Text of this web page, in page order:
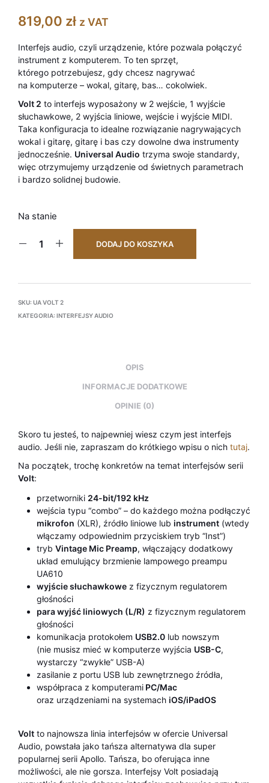
819,00 zł z VAT
Interfejs audio, czyli urządzenie, które pozwala połączyć
instrument z komputerem. To ten sprzęt,
którego potrzebujesz, gdy chcesz nagrywać
na komputerze – wokal, gitarę, bas… cokolwiek.
Volt 2 to interfejs wyposażony w 2 wejście, 1 wyjście
słuchawkowe, 2 wyjścia liniowe, wejście i wyjście MIDI.
Taka konfiguracja to idealne rozwiązanie nagrywających
wokal i gitarę, gitarę i bas czy dowolne dwa instrumenty
jednocześnie. Universal Audio trzyma swoje standardy,
więc otrzymujemy urządzenie od świetnych parametrach
i bardzo solidnej budowie.
Na stanie
DODAJ DO KOSZYKA
SKU: UA VOLT 2
KATEGORIA: INTERFEJSY AUDIO
OPIS
INFORMACJE DODATKOWE
OPINIE (0)
Skoro tu jesteś, to najpewniej wiesz czym jest interfejs
audio. Jeśli nie, zapraszam do krótkiego wpisu o nich tutaj.
Na początek, trochę konkretów na temat interfejsów serii
Volt:
przetworniki 24-bit/192 kHz
wejścia typu “combo” – do każdego można podłączyć
mikrofon (XLR), źródło liniowe lub instrument(wtedy
włączamy odpowiednim przyciskiem tryb “Inst”)
tryb Vintage Mic Preamp, włączający dodatkowy
układ emulujący brzmienie lampowego preampu
UA610
wyjście słuchawkowez fizycznym regulatorem
głośności
para wyjść liniowych (L/R) z fizycznym regulatorem
głośności
komunikacja protokołem USB2.0lub nowszym
(nie musisz mieć w komputerze wyjścia USB-C,
wystarczy “zwykłe” USB-A)
zasilanie z portu USB lub zewnętrznego źródła,
współpraca z komputeramiPC/Mac
oraz urządzeniami na systemach iOS/iPadOS
Volt to najnowsza linia interfejsów w ofercie Universal
Audio, powstała jako tańsza alternatywa dla super
popularnej serii Apollo. Tańsza, bo oferująca inne
możliwości, ale nie gorsza. Interfejsy Volt posiadają